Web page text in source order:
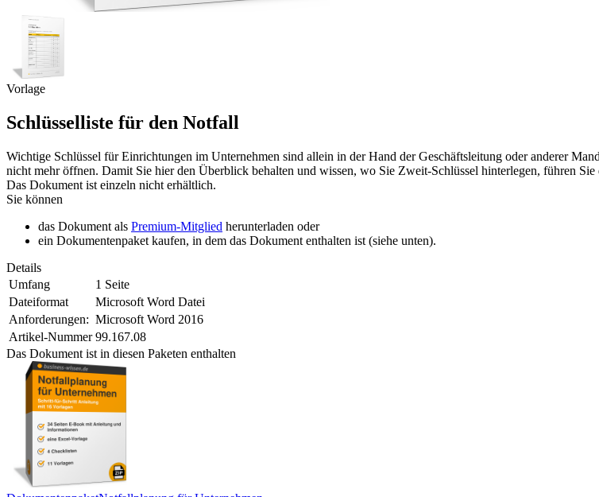
Vorlage
Schlüsselliste für den Notfall
Wichtige Schlüssel für Einrichtungen im Unternehmen sind allein in der Hand der Geschäftsleitung oder anderer
nicht mehr öffnen. Damit Sie hier den Überblick behalten und wissen, wo Sie Zweit-Schlüssel hinterlegen, führen Sie
Das Dokument ist einzeln nicht erhältlich.
Sie können
das Dokument als Premium-Mitglied herunterladen oder
ein Dokumentenpaket kaufen, in dem das Dokument enthalten ist (siehe unten).
Details
Umfang
1 Seite
Dateiformat
Microsoft Word Datei
Anforderungen: Microsoft Word 2016
Artikel-Nummer 99.167.08
Das Dokument ist in diesen Paketen enthalten